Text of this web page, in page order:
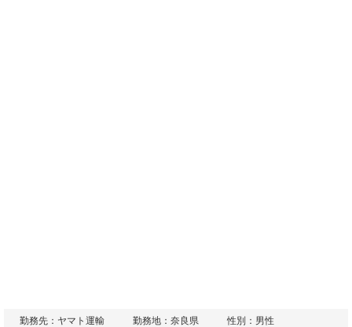
勤務先：ヤマト運輸 勤務地：奈良県
性別：男性